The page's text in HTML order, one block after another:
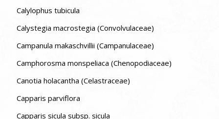
Calylophus tubicula
Calystegia macrostegia (Convolvulaceae)
Campanula makaschvillii (Campanulaceae)
Camphorosma monspeliaca (Chenopodiaceae)
Canotia holacantha (Celastraceae)
Capparis parviflora
Capparis sicula subsp. sicula